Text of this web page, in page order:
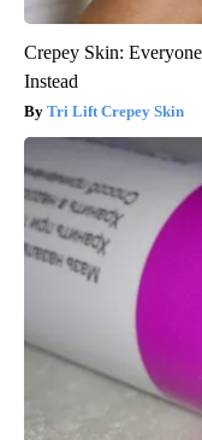
Crepey Skin:
Instead
Tri Lift Crepey Skin